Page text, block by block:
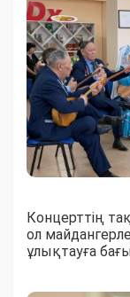
Концерттің
ол
ұлықтауға